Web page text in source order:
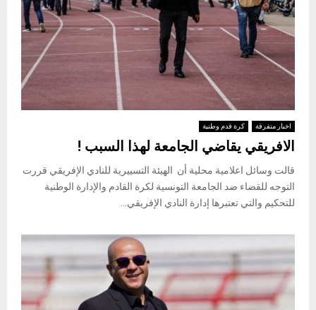
اخبار متفرقة كرة قدم وطنية
الافريقي يقاضي الجامعة لهذا السبب !
قالت وسائل اعلامية محلية أن الهيئة التسييرية للنادي الإفريقي قررت
التوجه للقضاء ضد الجامعة التونسية لكرة القادم والإدارة الوطنية
للتحكيم والتي تعتبرها إدارة النادي الإفريقي...